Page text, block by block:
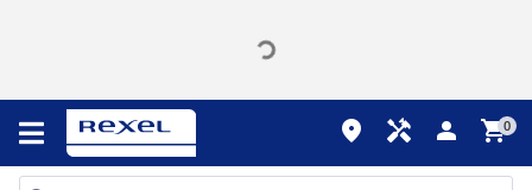
place handyman person shopping_cart0